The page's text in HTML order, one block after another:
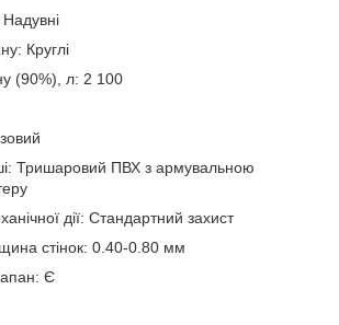
Круглі
(90%), л: 2 100
Тришаровий ПВХ з армувальною
дії: Стандартний захист
стінок: 0.40-0.80 мм
Є